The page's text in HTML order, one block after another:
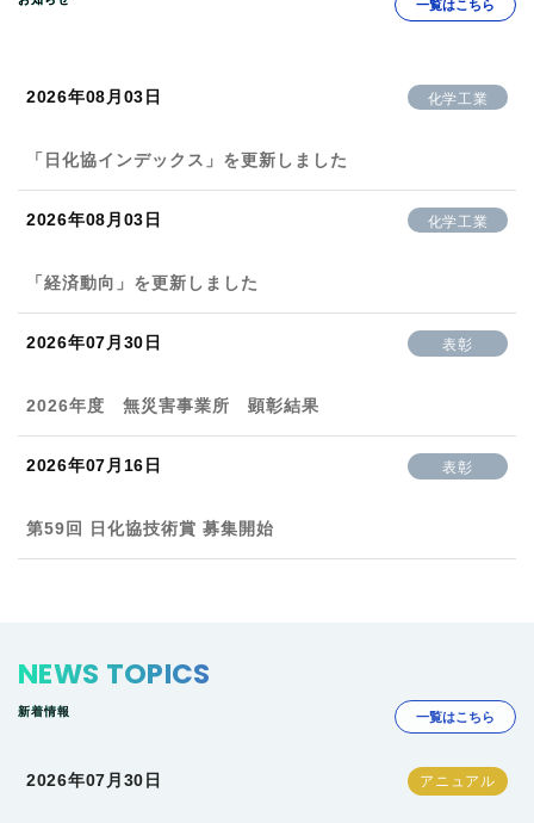
一覧はこちら
2026年08月03日 化学工業
「日化協インデックス」を更新しました
2026年08月03日 化学工業
「経済動向」を更新しました
2026年07月30日 表彰
2026年度 無災害事業所 顕彰結果
2026年07月16日 表彰
第59回 日化協技術賞 募集開始
NEWS TOPICS
新着情報 一覧はこちら
2026年07月30日